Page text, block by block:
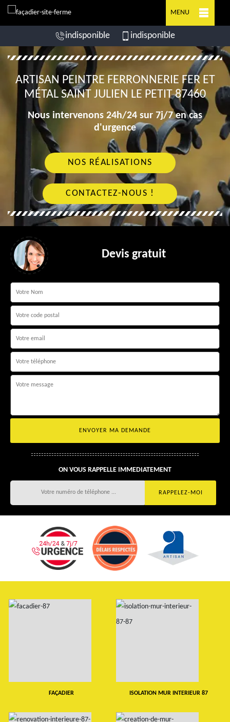
MENU
indisponible indisponible
ARTISAN PEINTRE FERRONNERIE FER ET
MÉTAL SAINT JULIEN LE PETIT 87460
Nous intervenons 24h/24 sur 7j/7 en cas
d'urgence
NOS RÉALISATIONS
CONTACTEZ-NOUS !
Devis gratuit
ON VOUS RAPPELLE IMMEDIATEMENT
FAÇADIER ISOLATION MUR INTERIEUR 87